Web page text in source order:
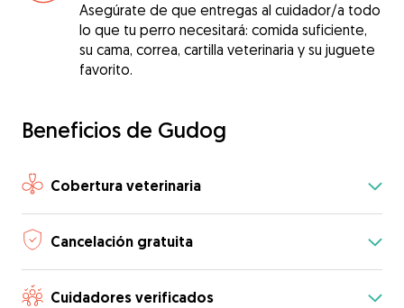
Asegúrate de que entregas al cuidador/a todo
lo que tu perro necesitará: comida suficiente,
su cama, correa, cartilla veterinaria y su juguete
favorito.
Beneficios de Gudog
Cobertura veterinaria
Cancelación gratuita
Cuidadores verificados